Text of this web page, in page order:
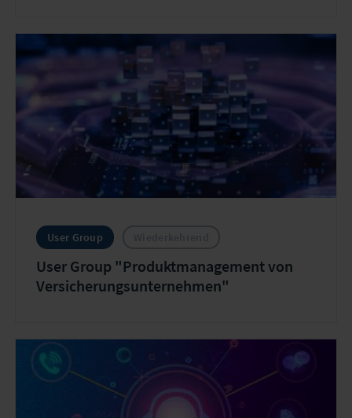
User Group
User Group "Produktmanagement von
Versicherungsunternehmen"